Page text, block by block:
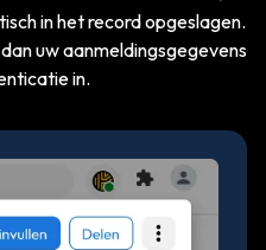
in het record opgeslagen.
uw aanmeldingsgegevens
in.